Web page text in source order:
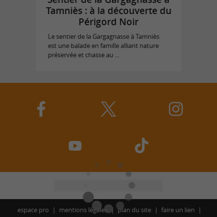
Tamniès : à la découverte du
Périgord Noir
Le sentier de la Gargagnasse à Tamniès
est une balade en famille alliant nature
préservée et chasse au ...
espace pro mentions légales plan du site faire un lien